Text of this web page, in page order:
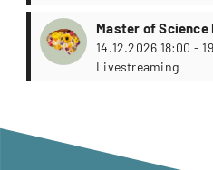
Master of Science
Psychologie
14.12.2026 18:00 - 19:00
Livestreaming